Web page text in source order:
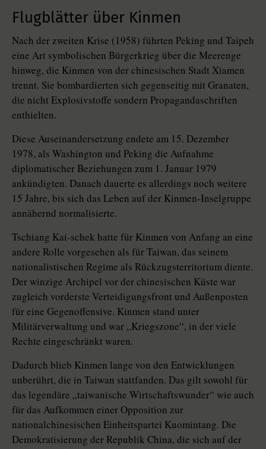
Flugblätter über Kinmen
Nach der zweiten Krise (1958) führten Peking und Taipeh
eine Art symbolischen Bürgerkrieg über die Meerenge
hinweg, die Kinmen von der chinesischen Stadt Xiamen
trennt. Sie bombardierten sich gegenseitig mit Granaten,
die nicht Explosivstoffe sondern Propagandaschriften
enthielten.
Diese Auseinandersetzung endete am 15. Dezember
1978, als Washington und Peking die Aufnahme
diplomatischer Beziehungen zum 1. Januar 1979
ankündigten. Danach dauerte es allerdings noch weitere
15 Jahre, bis sich das Leben auf der Kinmen-Inselgruppe
annähernd normalisierte.
Tschiang Kai-schek hatte für Kinmen von Anfang an eine
andere Rolle vorgesehen als für Taiwan, das seinem
nationalistischen Regime als Rück­zugs­territorium diente.
Der winzige Archipel vor der chinesischen Küste war
zugleich vorderste Verteidigungsfront und Außenposten
für eine Gegenoffensive. Kinmen stand unter
Militärverwaltung und war „Kriegszone“, in der viele
Rechte eingeschränkt waren.
Dadurch blieb Kinmen lange von den Entwicklungen
unberührt, die in Taiwan stattfanden. Das gilt sowohl für
das legendäre „taiwanische Wirtschaftswunder“ wie auch
für das Aufkommen einer Opposition zur
nationalchinesischen Einheitspartei Kuomintang. Die
Demokratisierung der Republik China, die sich auf der